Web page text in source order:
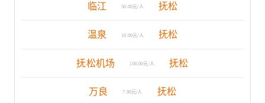
临江 50.00元/人 抚松
温泉 10.00元/人 抚松
抚松机场 100.00元/人 抚松
万良 7.00元/人 抚松